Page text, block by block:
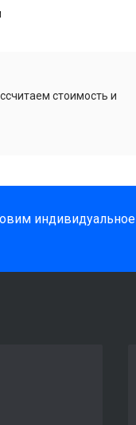
стоимость и
индивидуальное